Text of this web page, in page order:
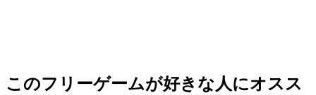
このフリーゲームが好きな人にオスス